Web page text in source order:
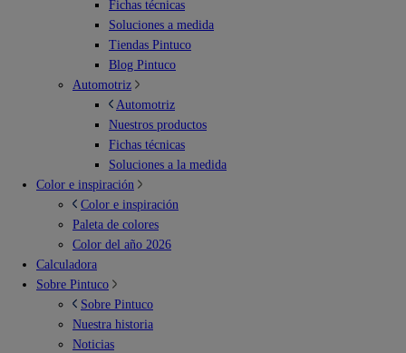
Fichas técnicas
Soluciones a medida
Tiendas Pintuco
Blog Pintuco
Automotriz
Automotriz
Nuestros productos
Fichas técnicas
Soluciones a la medida
Color e inspiración
Color e inspiración
Paleta de colores
Color del año 2026
Calculadora
Sobre Pintuco
Sobre Pintuco
Nuestra historia
Noticias